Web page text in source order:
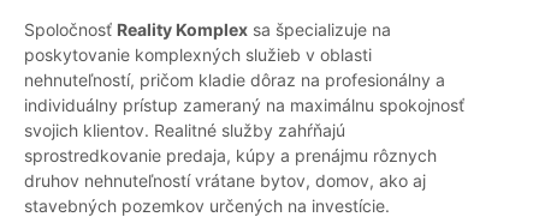
Spoločnosť Reality Komplex sa špecializuje na
poskytovanie komplexných služieb v oblasti
nehnuteľností, pričom kladie dôraz na profesionálny a
individuálny prístup zameraný na maximálnu spokojnosť
svojich klientov. Realitné služby zahŕňajú
sprostredkovanie predaja, kúpy a prenájmu rôznych
druhov nehnuteľností vrátane bytov, domov, ako aj
stavebných pozemkov určených na investície.